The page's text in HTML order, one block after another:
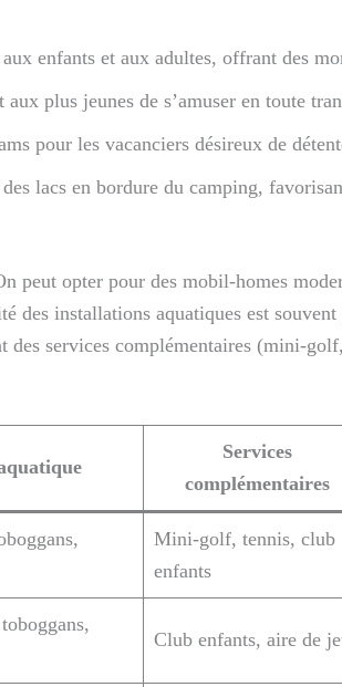
enfants et aux adultes, offrant des
plus jeunes de s’amuser en toute
pour les vacanciers désireux de
lacs en bordure du camping,
peut opter pour des mobil-homes
des installations aquatiques est
des services complémentaires (mini-
Services
complémentaires
Mini-golf, tennis, club
enfants
Club enfants, aire de